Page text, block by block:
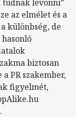
tudnak levonni”
az elmélet és a
különbség, de
biztosan
PR szakember,
figyelmét,